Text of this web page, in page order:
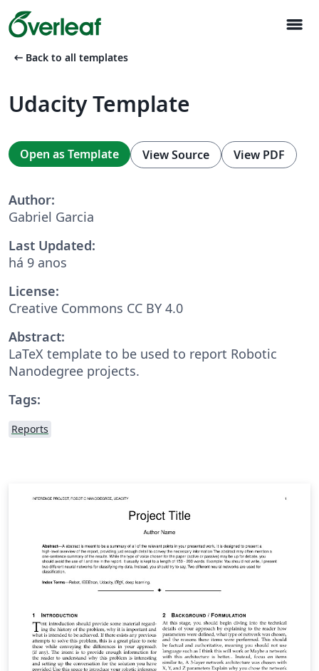
menu
arrow_left_alt Back to all templates
Udacity Template
Open as Template View Source View PDF
Author:
Gabriel Garcia
Last Updated:
há 9 anos
License:
Creative Commons CC BY 4.0
Abstract:
LaTeX template to be used to report Robotic
Nanodegree projects.
Tags:
Reports